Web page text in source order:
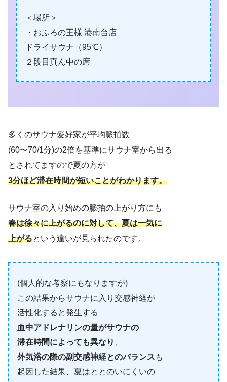
＜場所＞
・おふろの王様 港南台店
ドライサウナ（95℃）
２段目真ん中の席
多くのサウナ愛好家が平均脈拍数
(60〜70/1分)の2倍を基準にサウナ室から出る
とされてますので夏の方が
3分ほど滞在時間が短いことがわかります。
サウナ室の入り始めの脈拍の上がり方にも
春は徐々に上がるのに対して、夏は一気に
上がるという違いが見られたのです。
(個人的な考察にもなりますが)
この結果からサウナに入り交感神経が
活性化すると発生する
血中アドレナリンの量がサウナの
滞在時間によっても異なり
外気浴の際の副交感神経とのバランス も
起因した結果、夏はととのいにくいの